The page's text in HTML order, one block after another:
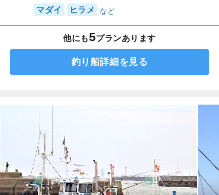
マダイ ヒラメ
他にも5プランあります
釣り船詳細を見る